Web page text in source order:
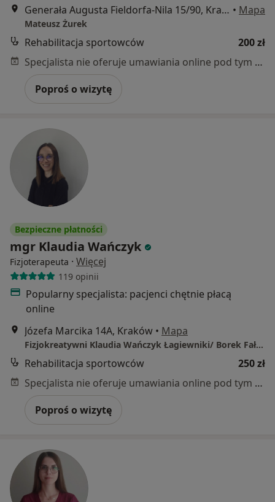
Generała Augusta Fieldorfa-Nila 15/90, Kraków • Mapa
Mateusz Żurek
Rehabilitacja sportowców
200 zł
Specjalista nie oferuje umawiania online pod tym adresem.
Poproś o wizytę
Bezpieczne płatności
mgr Klaudia Wańczyk
Fizjoterapeuta · Więcej
119 opinii
Popularny specjalista: pacjenci chętnie płacą
online
Józefa Marcika 14A, Kraków • Mapa
Fizjokreatywni Klaudia Wańczyk Łagiewniki/ Borek Fałęcki
Rehabilitacja sportowców
250 zł
Specjalista nie oferuje umawiania online pod tym adresem.
Poproś o wizytę